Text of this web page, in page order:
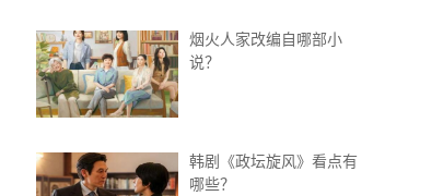
烟火人家改编自哪部小
说？
韩剧《政坛旋风》看点有
哪些？